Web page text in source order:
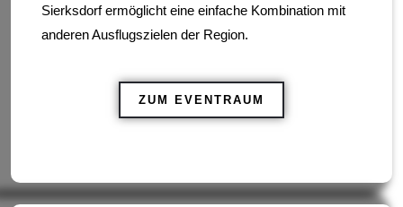
Sierksdorf ermöglicht eine einfache Kombination mit
anderen Ausflugszielen der Region.
ZUM EVENTRAUM